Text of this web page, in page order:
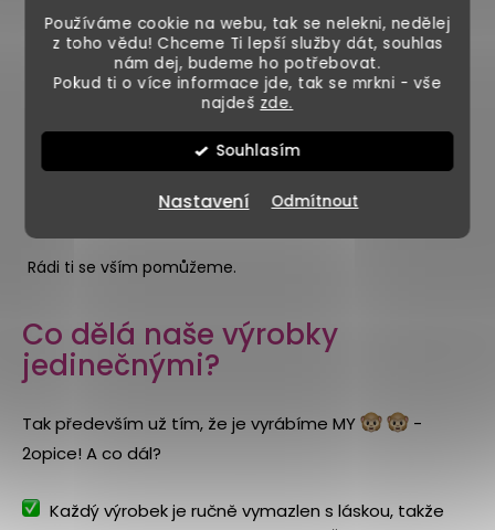
Používáme cookie na webu, tak se nelekni, nedělej
z toho vědu! Chceme Ti lepší služby dát, souhlas
nám dej, budeme ho potřebovat.
Pokud ti o více informace jde, tak se mrkni - vše
najdeš zde.
Souhlasím
Nastavení Odmítnout
TIP: Pokud máš dekoraci jako dárek, neboj se
ozvat, zabalíme ti ho do dárkové krabice
ušetříme ti tak starosti s finálním balení. Ale POZOR - jak
maximální možný rozměr dárkového balení. Mrkni se,
zavolej!
Rádi ti se vším pomůžeme.
Co dělá naše výrobky
jedinečnými?
Tak především už tím, že je vyrábíme MY
-
2opice! A co dál?
Každý výrobek je ručně vymazlen s láskou, takže